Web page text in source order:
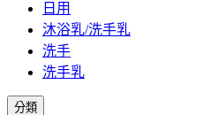
日用
沐浴乳/洗手乳
洗手
洗手乳
分類